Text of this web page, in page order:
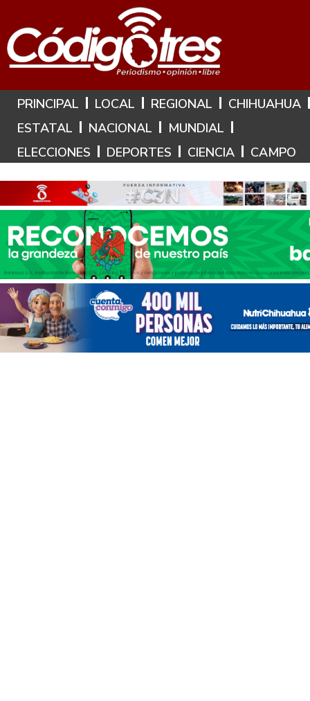
Hoy es: 9 de Agosto de 2026
PRINCIPAL LOCAL REGIONAL
CHIHUAHUA
ESTATAL
NACIONAL
MUNDIAL
ELECCIONES
DEPORTES CIENCIA CAMPO